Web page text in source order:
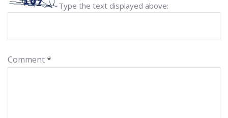
Type the text displayed above:
Comment*